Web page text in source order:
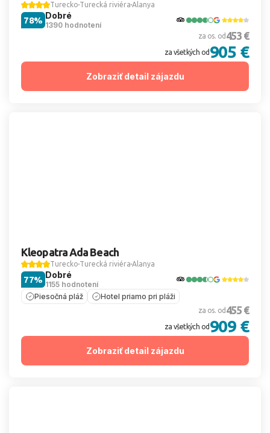
Turecko Turecká riviéra Alanya
Dobré
1390 hodnotení
78%
za os. od 453 €
za všetkých od 905 €
Zobraziť detail zájazdu
Kleopatra Ada Beach
Turecko Turecká riviéra Alanya
Dobré
1155 hodnotení
77%
Piesočná pláž Hotel priamo pri pláži
za os. od 455 €
za všetkých od 909 €
Zobraziť detail zájazdu